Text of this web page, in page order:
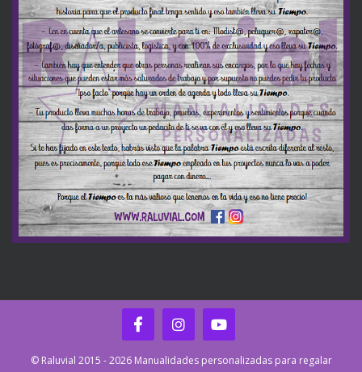
© Raluvial 2015 - 2026 Manualidades personalizadas para regalar